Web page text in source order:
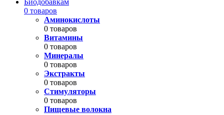
Биодобавкам
0 товаров
Аминокислоты
0 товаров
Витамины
0 товаров
Минералы
0 товаров
Экстракты
0 товаров
Стимуляторы
0 товаров
Пищевые волокна